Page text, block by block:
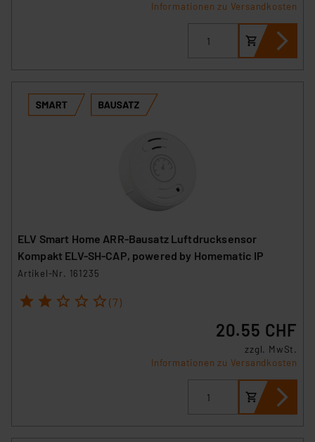
Informationen zu Versandkosten
ELV Smart Home ARR-Bausatz Luftdrucksensor
Kompakt ELV-SH-CAP, powered by Homematic IP
Artikel-Nr. 161235
1 2 3 4 5 (7)
20.55 CHF
zzgl. MwSt.
Informationen zu Versandkosten